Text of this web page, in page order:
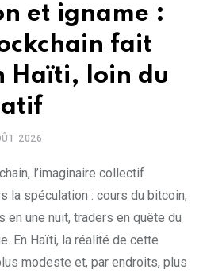
et igname :
fait
Haïti, loin du
2026
l’imaginaire collectif
la spéculation : cours du bitcoin,
une nuit, traders en quête du
En Haïti, la réalité de cette
modeste et, par endroits, plus